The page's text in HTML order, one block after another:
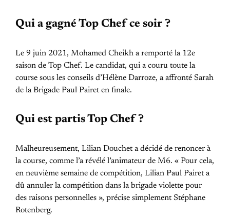
Qui a gagné Top Chef ce soir ?
Le 9 juin 2021, Mohamed Cheikh a remporté la 12e
saison de Top Chef. Le candidat, qui a couru toute la
course sous les conseils d’Hélène Darroze, a affronté Sarah
de la Brigade Paul Pairet en finale.
Qui est partis Top Chef ?
Malheureusement, Lilian Douchet a décidé de renoncer à
la course, comme l’a révélé l’animateur de M6. « Pour cela,
en neuvième semaine de compétition, Lilian Paul Pairet a
dû annuler la compétition dans la brigade violette pour
des raisons personnelles », précise simplement Stéphane
Rotenberg.